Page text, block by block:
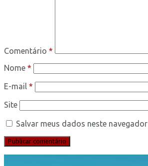
Comentário *
Nome *
E-mail *
Site
Salvar meus dados neste